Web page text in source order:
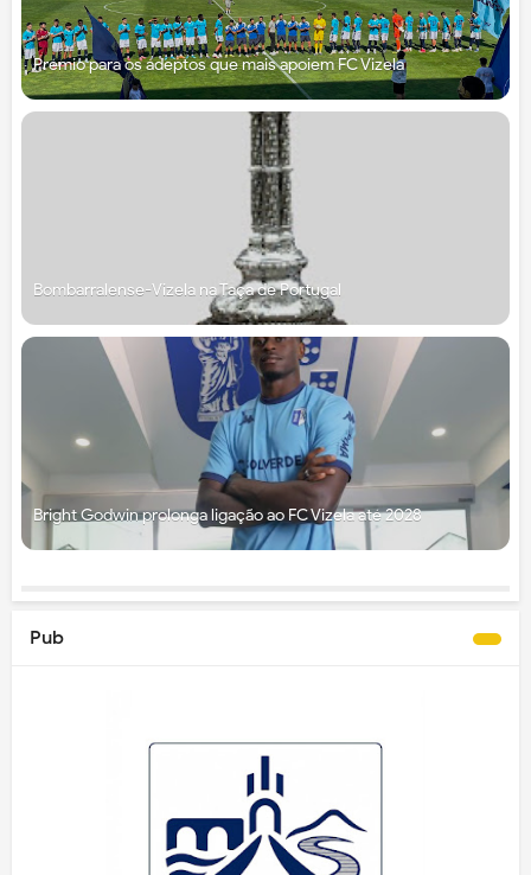
Prémio para os adeptos que mais apoiem FC Vizela
Bombarralense-Vizela na Taça de Portugal
Bright Godwin prolonga ligação ao FC Vizela até 2028
Pub